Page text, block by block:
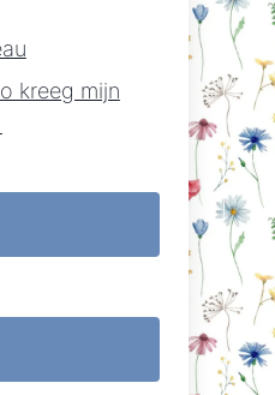
kreeg mijn